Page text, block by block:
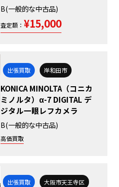
B(一般的な中古品)
査定額： ¥15,000
出張買取 岸和田市
KONICA MINOLTA（コニカ
ミノルタ）α-7 DIGITAL デ
ジタル一眼レフカメラ
B(一般的な中古品)
高価買取
出張買取 大阪市天王寺区